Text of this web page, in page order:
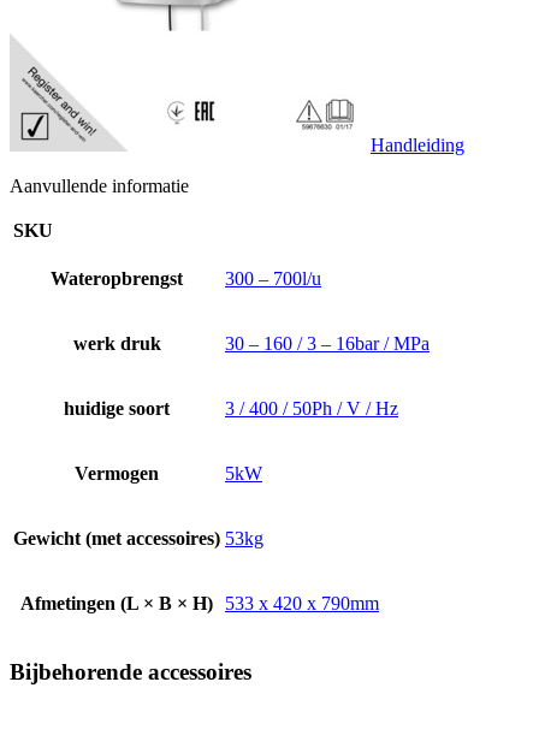
Handleiding
Aanvullende informatie
SKU
Wateropbrengst 300 – 700l/u
werk druk 30 – 160 / 3 – 16bar / MPa
huidige soort 3 / 400 / 50Ph / V / Hz
Vermogen 5kW
Gewicht (met accessoires) 53kg
Afmetingen (L × B × H) 533 x 420 x 790mm
Bijbehorende accessoires